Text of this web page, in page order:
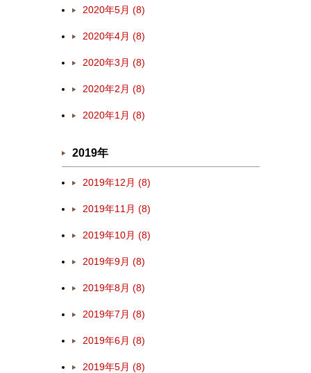
2020年5月 (8)
2020年4月 (8)
2020年3月 (8)
2020年2月 (8)
2020年1月 (8)
2019年
2019年12月 (8)
2019年11月 (8)
2019年10月 (8)
2019年9月 (8)
2019年8月 (8)
2019年7月 (8)
2019年6月 (8)
2019年5月 (8)